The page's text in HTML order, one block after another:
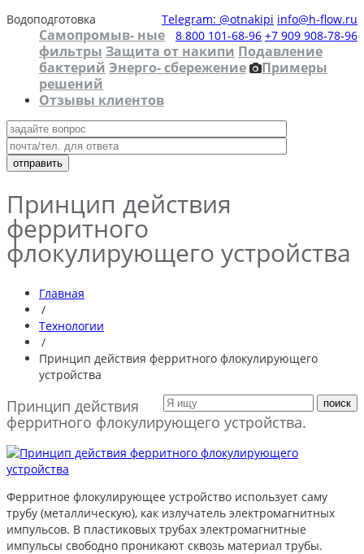
Водоподготовка Telegram: @otnakipi info@h-flow.ru
8 800 101-68-96 +7 909 908-78-96
Самопромыв- ные
фильтры Защита от накипи Подавление
бактерий Энерго- сбережение
Примеры
решений
Отзывы клиентов
Принцип действия
ферритного
флокулирующего устройства
Главная
/
Технологии
/
Принцип действия ферритного флокулирующего
устройства
Принцип действия
ферритного флокулирующего устройства.
Ферритное флокулирующее устройство использует саму
трубу (металлическую), как излучатель электромагнитных
импульсов. В пластиковых трубах электромагнитные
импульсы свободно проникают сквозь материал трубы.